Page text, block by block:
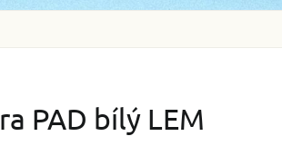
PAD bílý LEM